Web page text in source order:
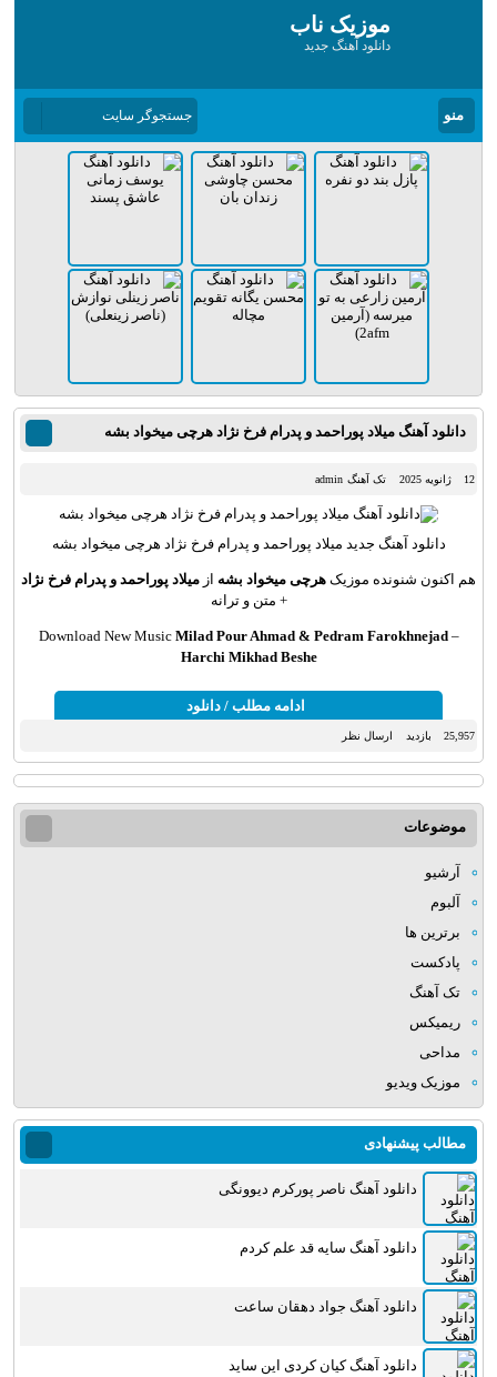
موزیک ناب
دانلود آهنگ جدید
منو
دانلود آهنگ میلاد پوراحمد و پدرام فرخ نژاد هرچی میخواد بشه
12 ژانویه 2025 تک آهنگ admin
دانلود آهنگ جدید میلاد پوراحمد و پدرام فرخ نژاد هرچی میخواد بشه
هم اکنون شنونده موزیک هرچی میخواد بشه از میلاد پوراحمد و پدرام فرخ نژاد
+ متن و ترانه
Download New Music Milad Pour Ahmad & Pedram Farokhnejad–
Harchi Mikhad Beshe
ادامه مطلب / دانلود
25,957 بازدید ارسال نظر
موضوعات
آرشیو
آلبوم
برترین ها
پادکست
تک آهنگ
ریمیکس
مداحی
موزیک ویدیو
مطالب پیشنهادی
دانلود آهنگ ناصر پورکرم دیوونگی
دانلود آهنگ سایه قد علم کردم
دانلود آهنگ جواد دهقان ساعت
دانلود آهنگ کیان کردی این ساید